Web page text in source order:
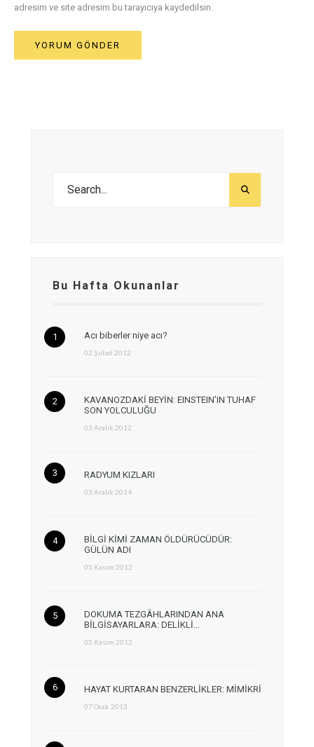
adresim ve site adresim bu tarayıcıya kaydedilsin.
Bu Hafta Okunanlar
Acı biberler niye acı?
02 Şubat 2012
KAVANOZDAKİ BEYİN: EINSTEIN’IN TUHAF
SON YOLCULUĞU
03 Aralık 2012
RADYUM KIZLARI
03 Aralık 2014
BİLGİ KİMİ ZAMAN ÖLDÜRÜCÜDÜR:
GÜLÜN ADI
05 Kasım 2012
DOKUMA TEZGÂHLARINDAN ANA
BİLGİSAYARLARA: DELİKLİ…
05 Kasım 2012
HAYAT KURTARAN BENZERLİKLER: MİMİKRİ
07 Ocak 2013